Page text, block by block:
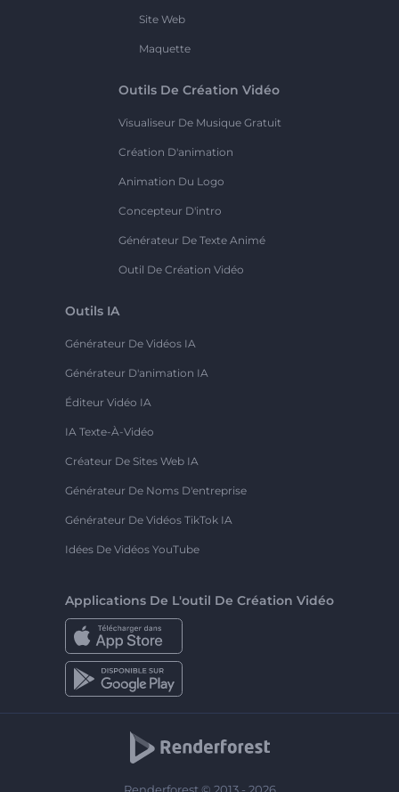
Site Web
Maquette
Outils De Création Vidéo
Visualiseur De Musique Gratuit
Création D'animation
Animation Du Logo
Concepteur D'intro
Générateur De Texte Animé
Outil De Création Vidéo
Outils IA
Générateur De Vidéos IA
Générateur D'animation IA
Éditeur Vidéo IA
IA Texte-À-Vidéo
Créateur De Sites Web IA
Générateur De Noms D'entreprise
Générateur De Vidéos TikTok IA
Idées De Vidéos YouTube
Applications De L'outil De Création Vidéo